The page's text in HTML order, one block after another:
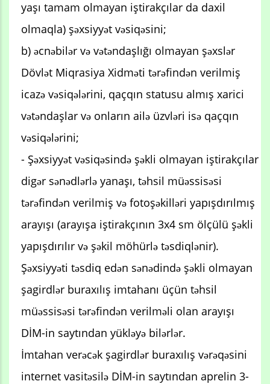
yaşı tamam olmayan iştirakçılar da daxil
olmaqla) şəxsiyyət vəsiqəsini;
b) əcnəbilər və vətəndaşlığı olmayan şəxslər
Dövlət Miqrasiya Xidməti tərəfindən verilmiş
icazə vəsiqələrini, qaçqın statusu almış xarici
vətəndaşlar və onların ailə üzvləri isə qaçqın
vəsiqələrini;
- Şəxsiyyət vəsiqəsində şəkli olmayan iştirakçılar
digər sənədlərlə yanaşı, təhsil müəssisəsi
tərəfindən verilmiş və fotoşəkilləri yapışdırılmış
arayışı (arayışa iştirakçının 3x4 sm ölçülü şəkli
yapışdırılır və şəkil möhürlə təsdiqlənir).
Şəxsiyyəti təsdiq edən sənədində şəkli olmayan
şagirdlər buraxılış imtahanı üçün təhsil
müəssisəsi tərəfindən verilməli olan arayışı
DİM-in saytından yükləyə bilərlər.
İmtahan verəcək şagirdlər buraxılış vərəqəsini
internet vasitəsilə DİM-in saytından aprelin 3-